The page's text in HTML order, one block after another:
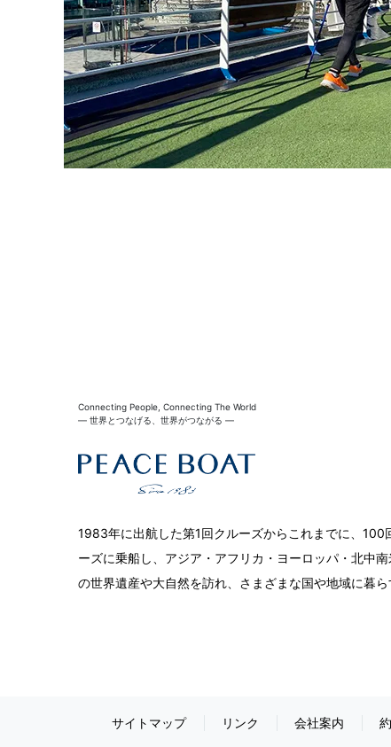
Connecting People, Connecting The World
― 世界とつなげる、世界がつながる ―
1983年に出航した第1回クルーズからこれまでに、
ーズに乗船し、アジア・アフリカ・ヨーロッパ・北中
の世界遺産や大自然を訪れ、さまざまな国や地域に暮
サイトマップ リンク 会社案内